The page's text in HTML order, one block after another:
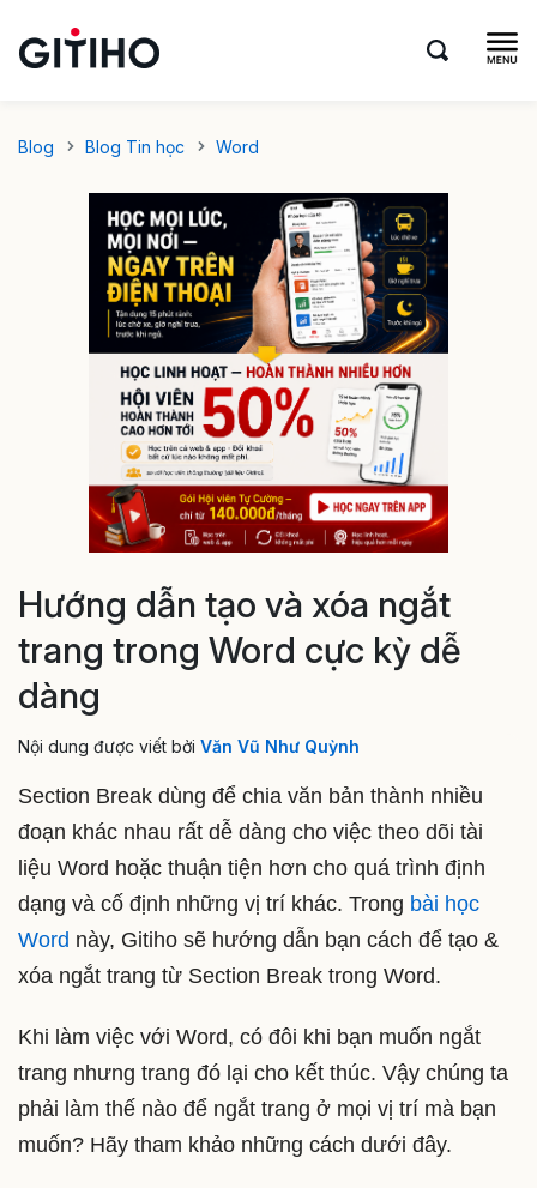
Blog Blog Tin học Word
Hướng dẫn tạo và xóa ngắt
trang trong Word cực kỳ dễ
dàng
Nội dung được viết bởi Văn Vũ Như Quỳnh
Section Break dùng để chia văn bản thành nhiều
đoạn khác nhau rất dễ dàng cho việc theo dõi tài
liệu Word hoặc thuận tiện hơn cho quá trình định
dạng và cố định những vị trí khác. Trong bài học
Word này, Gitiho sẽ hướng dẫn bạn cách để tạo &
xóa ngắt trang từ Section Break trong Word.
Khi làm việc với Word, có đôi khi bạn muốn ngắt
trang nhưng trang đó lại cho kết thúc. Vậy chúng ta
phải làm thế nào để ngắt trang ở mọi vị trí mà bạn
muốn? Hãy tham khảo những cách dưới đây.